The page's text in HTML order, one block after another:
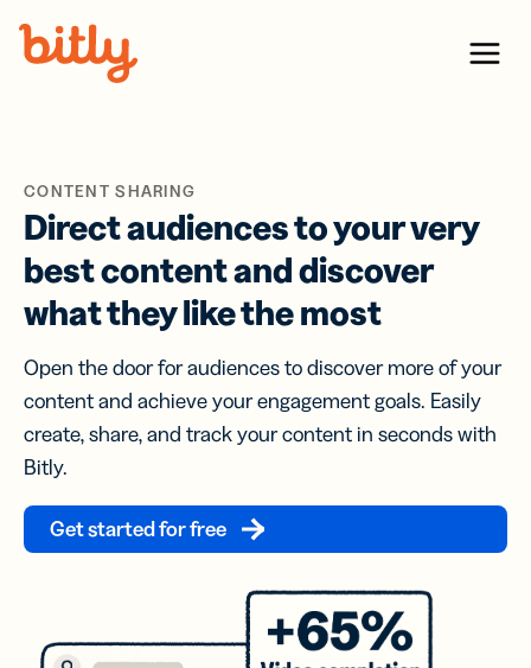
Menu
CONTENT SHARING
Direct audiences to your very
best content and discover
what they like the most
Open the door for audiences to discover more of your
content and achieve your engagement goals. Easily
create, share, and track your content in seconds with
Bitly.
Get started for free